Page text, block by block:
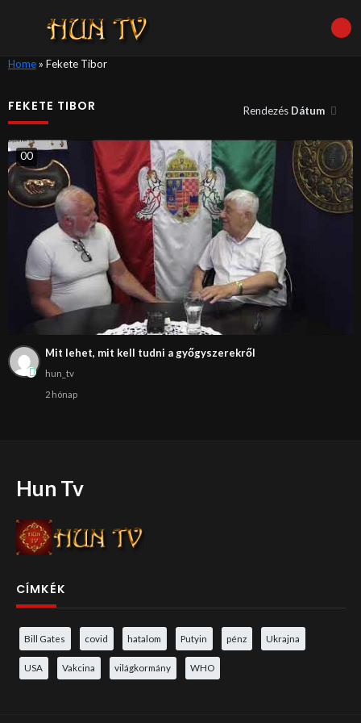
Home» Fekete Tibor
FEKETE TIBOR Rendezés Dátum
00
Mit lehet, mit kell tudni a győgyszerekről
hun_tv
2 hónap
Hun Tv
CÍMKÉK
Bill Gates covid hatalom Putyin pénz Ukrajna
USA Vakcina világkormány WHO